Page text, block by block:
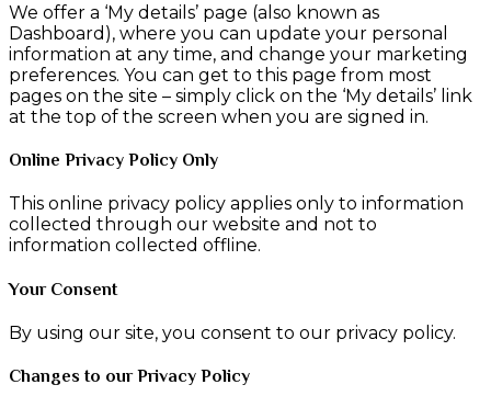
We offer a ‘My details’ page (also known as
Dashboard), where you can update your personal
information at any time, and change your marketing
preferences. You can get to this page from most
pages on the site – simply click on the ‘My details’ link
at the top of the screen when you are signed in.
Online Privacy Policy Only
This online privacy policy applies only to information
collected through our website and not to
information collected offline.
Your Consent
By using our site, you consent to our privacy policy.
Changes to our Privacy Policy